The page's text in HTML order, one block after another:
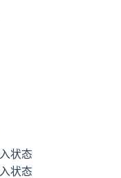
状态
状态